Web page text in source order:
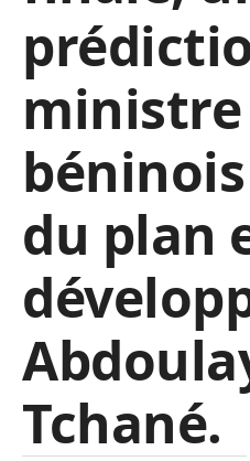
ministre
du plan
Tchané.